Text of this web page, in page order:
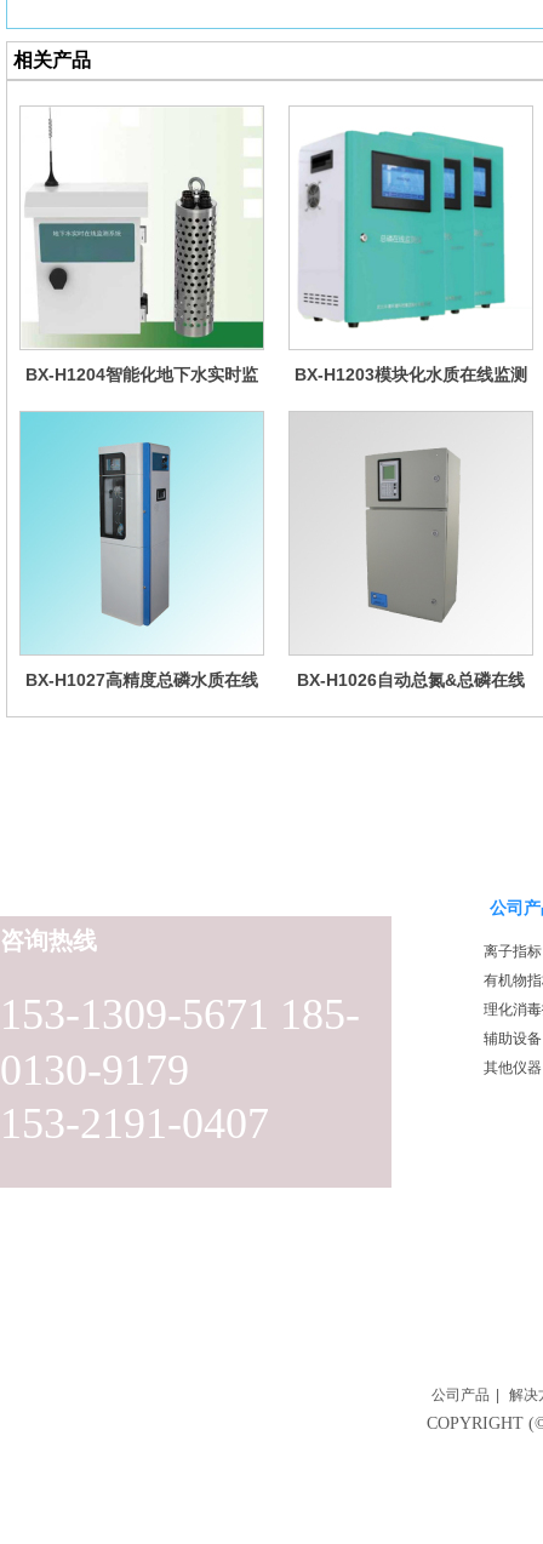
相关产品
BX-H1204智能化地下水实时监
BX-H1203模块化水质在线监测
BX-H1027高精度总磷水质在线
BX-H1026自动总氮&总磷在线
153-1309-5671 185-
0130-9179
153-2191-0407
咨询热线
公司
离子指标
有机物
理化消
辅助设备
其他仪器
公司产品 解决
COPYRIGHT